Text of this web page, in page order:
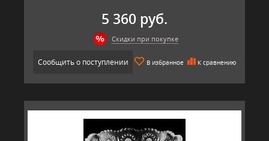
5 360 руб.
Скидки при покупке
Сообщить о поступлении В избранное К сравнению